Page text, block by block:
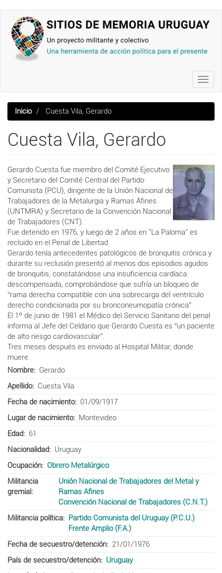
contenido
principal
Inicio Cuesta Vila, Gerardo
Cuesta Vila, Gerardo
Gerardo Cuesta fue miembro del Comité Ejecutivo
y Secretario del Comité Central del Partido
Comunista (PCU), dirigente de la Unión Nacional de
Trabajadores de la Metalurgia y Ramas Afines
(UNTMRA) y Secretario de la Convención Nacional
de Trabajadores (CNT).
Fue detenido en 1976, y luego de 2 años en "La Paloma" es
recluido en el Penal de Libertad.
Gerardo tenía antecedentes patológicos de bronquitis crónica y
durante su reclusión presentó al menos dos episodios agudos
de bronquitis, constatándose una insuficiencia cardíaca
descompensada, comprobándose que sufría un bloqueo de
“rama derecha compatible con una sobrecarga del ventrículo
derecho condicionada por su bronconeumopatía crónica”.
El 1º de junio de 1981 el Médico del Servicio Sanitario del penal
informa al Jefe del Celdario que Gerardo Cuesta es “un paciente
de alto riesgo cardiovascular”.
Tres meses después es enviado al Hospital Militar, donde
muere.
Nombre
Gerardo
Apellido
Cuesta Vila
Fecha de nacimiento
01/09/1917
Lugar de nacimiento
Montevideo
Edad
61
Nacionalidad
Uruguay
Ocupación
Obrero Metalúrgico
Militancia
gremial
Unión Nacional de Trabajadores del Metal y
Ramas Afines
Convención Nacional de Trabajadores (C.N.T.)
Militancia política
Partido Comunista del Uruguay (P.C.U.)
Frente Amplio (F.A.)
Fecha de secuestro/detención
21/01/1976
País de secuestro/detención
Uruguay